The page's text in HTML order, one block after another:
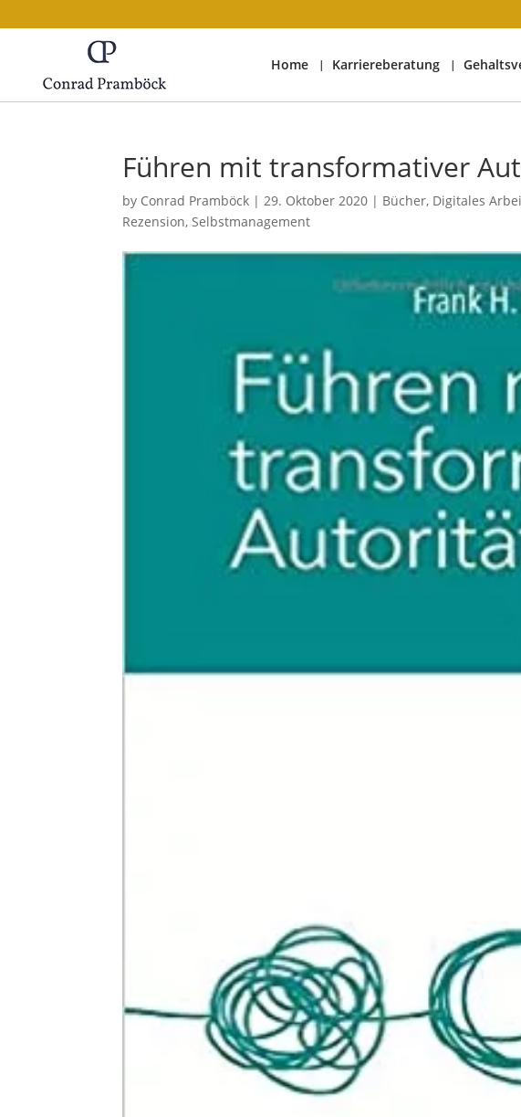
Home Karriereberatung
Führen mit transformativer
by Conrad Pramböck |29. Oktober 2020 | Bücher, Digitales
Rezension,Selbstmanagement